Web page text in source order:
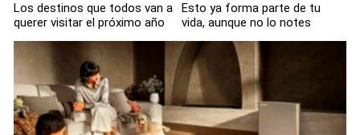
Los destinos que todos van a
querer visitar el próximo año
Esto ya forma parte de tu
vida, aunque no lo notes